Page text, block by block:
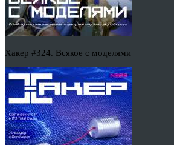
Хакер #324. Всякое с моделями